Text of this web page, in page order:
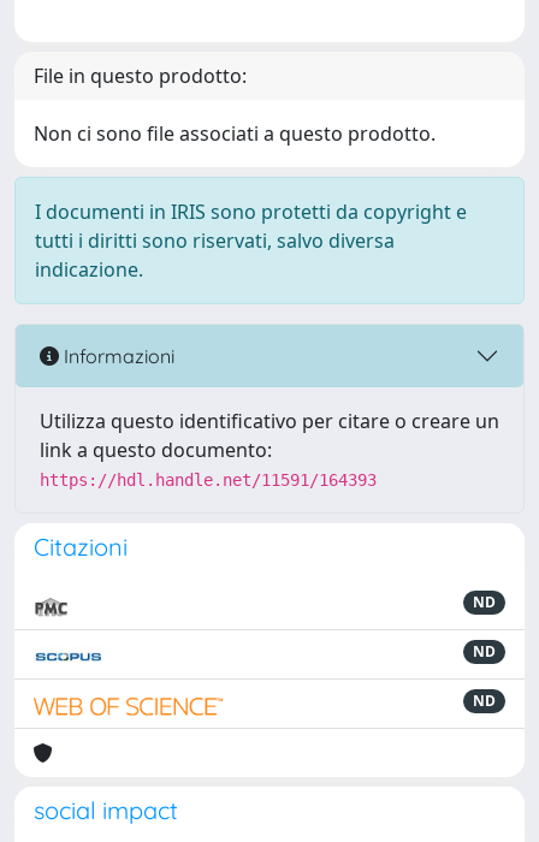
File in questo prodotto:
Non ci sono file associati a questo prodotto.
I documenti in IRIS sono protetti da copyright e
tutti i diritti sono riservati, salvo diversa
indicazione.
Informazioni
Utilizza questo identificativo per citare o creare un
link a questo documento:
https://hdl.handle.net/11591/164393
Citazioni
ND
ND
ND
social impact